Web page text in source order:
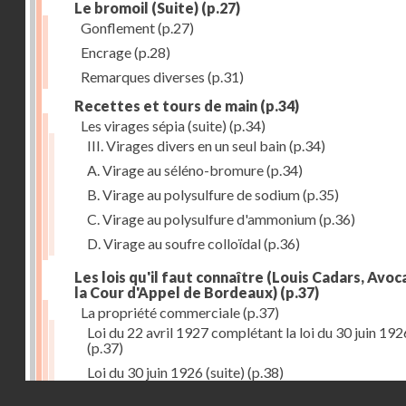
Le bromoil (Suite) (p.27)
Gonflement(p.27)
Encrage(p.28)
Remarques diverses (p.31)
Recettes et tours de main (p.34)
Les virages sépia (suite) (p.34)
III. Virages divers en un seul bain(p.34)
A. Virage au séléno-bromure(p.34)
B. Virage au polysulfure de sodium(p.35)
C. Virage au polysulfure d'ammonium(p.36)
D. Virage au soufre colloïdal(p.36)
Les lois qu'il faut connaître (Louis Cadars,
la Cour d'Appel de Bordeaux) (p.37)
La propriété commerciale(p.37)
Loi du 22 avril 1927 complétant la loi du 30 juin
(p.37)
Loi du 30 juin 1926 (suite) (p.38)